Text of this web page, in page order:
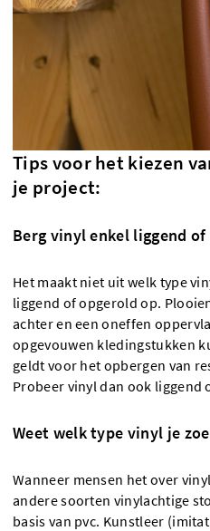
Tips voor het kiezen
je project:
Berg vinyl enkel liggend
Het maakt niet uit welk type
liggend of opgerold op.
achter en een oneffen
opgevouwen kledingstukken
geldt voor het opbergen van
Probeer vinyl dan ook liggend
Weet welk type vinyl je
Wanneer mensen het over
andere soorten vinylachtige
basis van pvc. Kunstleer